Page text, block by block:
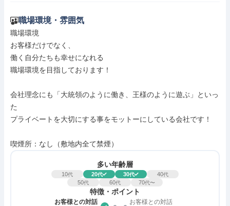
職場環境・雰囲気
職場環境
お客様だけでなく、
働く自分たちも幸せになれる
職場環境を目指しております！
会社理念にも「大統領のように働き、王様のように遊ぶ」といっ
た
プライベートを大切にする事をモットーにしている会社です！
喫煙所：なし（敷地内全て禁煙）
多い年齢層
10代 20代 30代 40代
50代 60代 70代〜
特徴・ポイント
お客様との対話
お客様との対話